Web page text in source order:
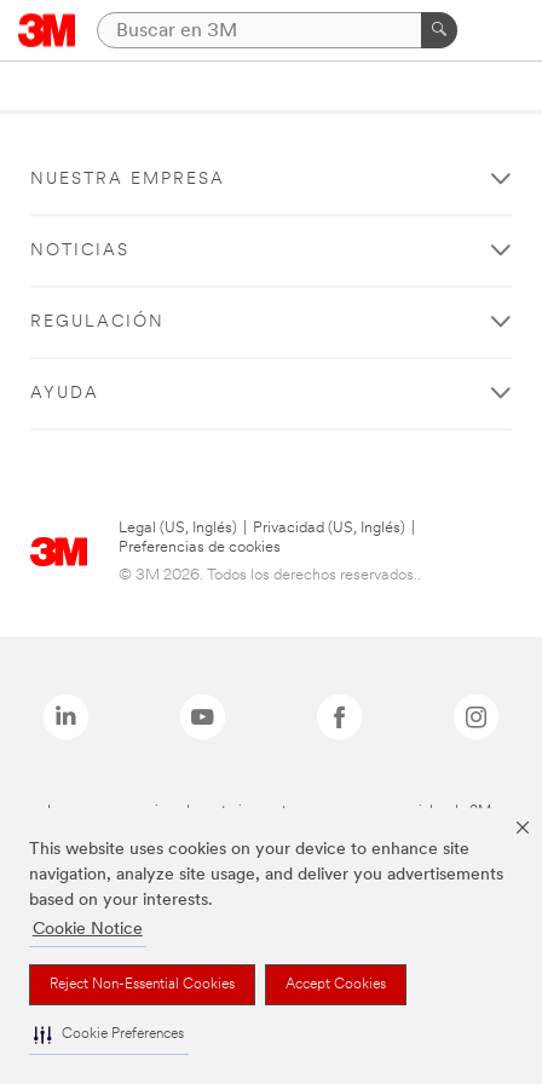
This website uses cookies on your device to enhance site
navigation, analyze site usage, and deliver you advertisements
based on your interests.
Cookie Notice
Reject Non-Essential Cookies Accept Cookies
Cookie Preferences
NUESTRA EMPRESA
NOTICIAS
REGULACIÓN
AYUDA
Legal (US, Inglés) Privacidad (US, Inglés)
Preferencias de cookies
© 3M 2026. Todos los derechos reservados..
Las marcas mencionadas anteriormente son marcas comerciales de 3M.